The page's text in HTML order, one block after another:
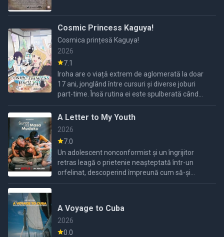
Cosmic Princess Kaguya!
Cosmica prințesă Kaguya!
2026
7.1
Iroha are o viață extrem de aglomerată la doar
17 ani, jonglând între cursuri și diverse joburi
part-time. Însă rutina ei este spulberată când
Kaguya, o fată misterioasă venită de pe Lună,
ajunge pe ...
A Letter to My Youth
2026
7.0
Un adolescent nonconformist și un îngrijitor
retras leagă o prietenie neașteptată într-un
orfelinat, descoperind împreună cum să-și
vindece rănile trecutului și să-și găsească
A Voyage to Cuba
2026
0.0